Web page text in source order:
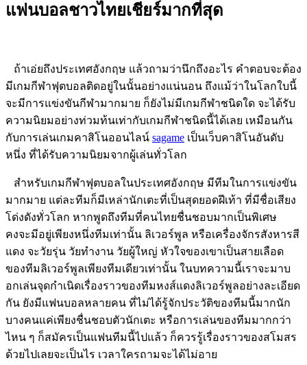
แฟนบอลชาวไทยเชียร์มากที่สุด
ถ้าเอ่ยถึงประเทศอังกฤษ แล้วถามว่านึกถึงอะไร คำตอบจะต้อง
มีเกมกีฬาฟุตบอลติดอยู่ในนั้นอย่างแน่นอน ถึงแม้ว่าในโลกใบนี้
จะมีการแข่งขันกีฬามากมาย ก็ยังไม่มีเกมกีฬาชนิดใด จะได้รับ
ความนิยมอย่างท่วมท้นเท่ากับเกมกีฬาชนิดนี้ได้เลย เหมือนกัน
กับการเล่นเกมคาสิโนออนไลน์ sagame เป็นเว็บคาสิโนอันดับ
หนึ่ง ที่ได้รับความนิยมจากผู้เล่นทั่วโลก
สำหรับเกมกีฬาฟุตบอลในประเทศอังกฤษ มีทีมในการแข่งขัน
มากมาย แต่ละทีมก็มีเหล่านักเตะที่เป็นสุดยอดฝีเท้า ที่มีชื่อเสียง
โด่งดังทั่วโลก หากพูดถึงทีมที่คนไทยชื่นชอบมากเป็นพิเศษ
คงจะมีอยู่เพียงหนึ่งทีมเท่านั้น ลิเวอร์พูล หรือเครื่องจักรสังหารสี
แดง จะวัยรุ่น วัยทำงาน วัยผู้ใหญ่ หัวใจของเขาเป็นสายเลือด
ของทีมลิเวอร์พูลเพียงทีมเดียวเท่านั้น ในบทความนี้เราจะมาบ
อกเล่นจุดกำเนิดเรื่องราวของทีมหงส์แดงลิเวอร์พูลอย่างละเอียด
กัน ยังมีแฟนบอลหลายคน ที่ไม่ได้รู้จักประวัติของทีมนี้มากนัก
บางคนแค่เพียงชื่นชอบตัวนักเตะ หรือการเล่นของทีมมากกว่า
ไหน ๆ ก็สมัครเป็นแฟนทีมนี้ไปแล้ว ก็ควรรู้เรื่องราวของสโมสร
ด้วยไปเลยจะเป็นไร เวลาใครถามจะได้ไม่อาย